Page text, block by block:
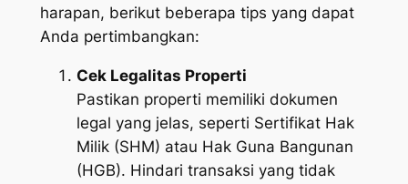
harapan, berikut beberapa tips yang dapat
Anda pertimbangkan:
Cek Legalitas Properti
Pastikan properti memiliki dokumen
legal yang jelas, seperti Sertifikat Hak
Milik (SHM) atau Hak Guna Bangunan
(HGB). Hindari transaksi yang tidak